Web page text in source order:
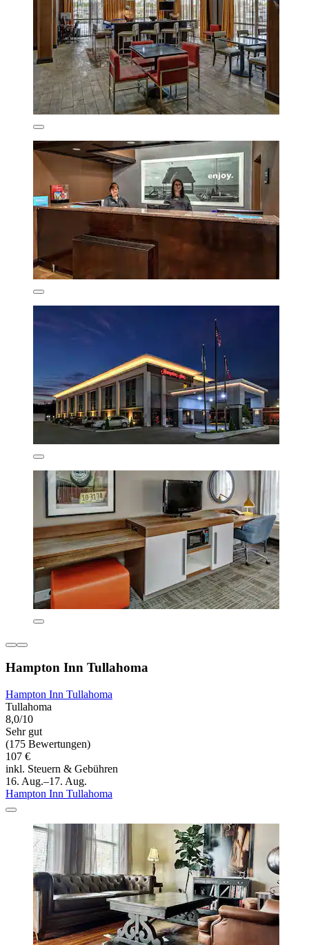
Hampton Inn Tullahoma
Hampton Inn Tullahoma
Tullahoma
8,0/10
Sehr gut
(175 Bewertungen)
107 €
inkl. Steuern & Gebühren
16. Aug.–17. Aug.
Hampton Inn Tullahoma